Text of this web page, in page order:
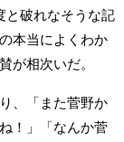
と破れなそうな記
本当によくわか
が相次いだ。
、「また菅野か
！」「なんか菅